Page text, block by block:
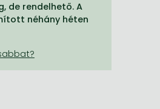
de rendelhető. A
néhány héten